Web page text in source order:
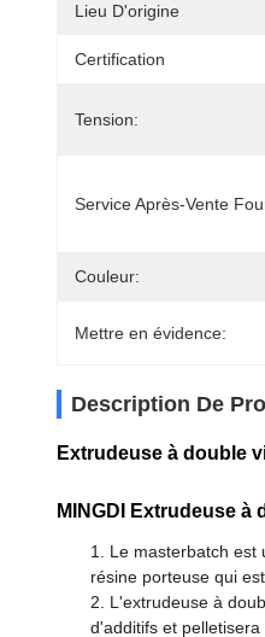
Lieu D'origine
Certification
Tension:
Service Après-Vente
Couleur:
Mettre en évidence:
Description De
Extrudeuse à double
MINGDI Extrudeuse
Le masterbatch est
résine porteuse qui
L'extrudeuse à
d'additifs et